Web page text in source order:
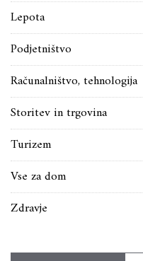
Lepota
Podjetništvo
Računalništvo, tehnologija
Storitev in trgovina
Turizem
Vse za dom
Zdravje